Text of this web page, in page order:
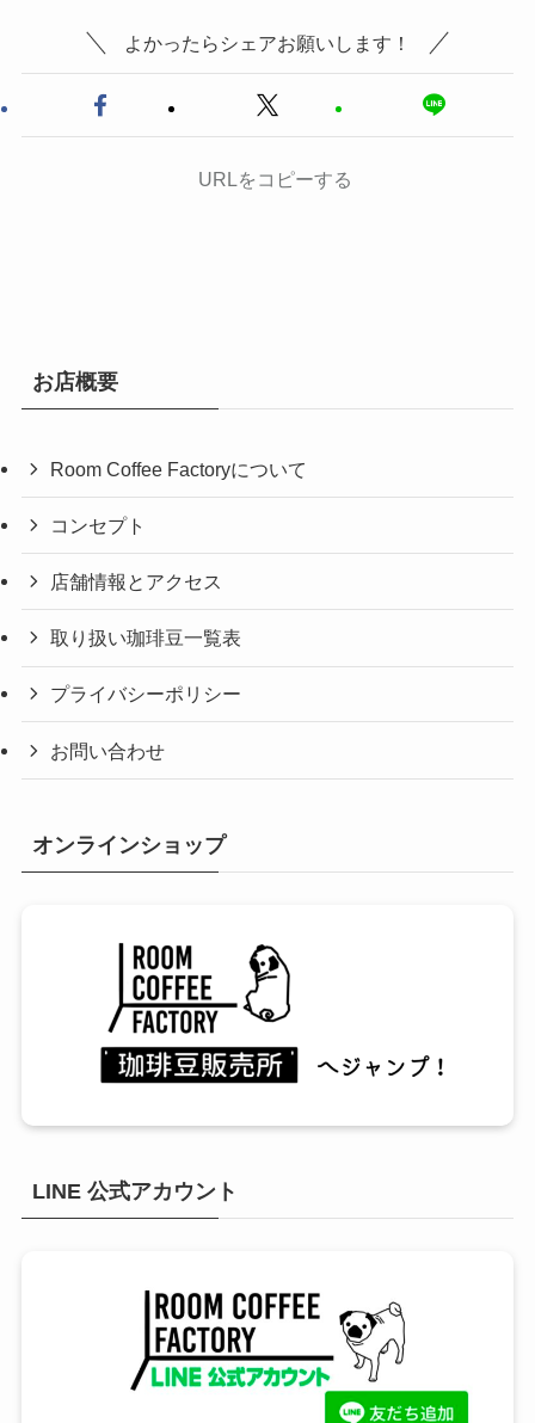
よかったらシェアお願いします！
URLをコピーする
お店概要
Room Coffee Factoryについて
コンセプト
店舗情報とアクセス
取り扱い珈琲豆一覧表
プライバシーポリシー
お問い合わせ
オンラインショップ
LINE 公式アカウント